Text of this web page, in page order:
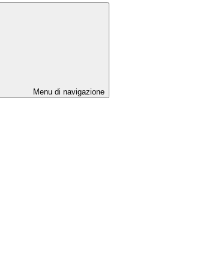
Menu di navigazione